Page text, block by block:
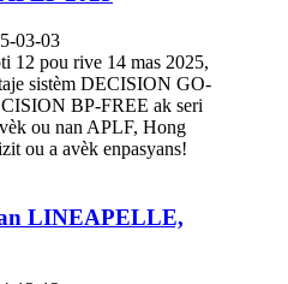
03-03
12 pou rive 14 mas 2025,
sistèm DECISION GO-
BP-FREE ak seri
ou nan APLF, Hong
ou a avèk enpasyans!
LINEAPELLE,